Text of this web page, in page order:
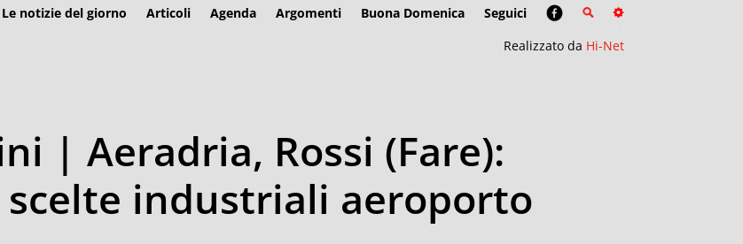
Le notizie del giorno Articoli Agenda Argomenti Buona Domenica
Seguici
Realizzato da Hi-Net
| Aeradria, Rossi (Fare):
industriali aeroporto